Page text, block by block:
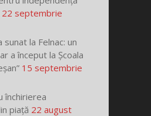
22 septembrie
sunat la Felnac: un
a început la Școala
15 septembrie
închirierea
piață 22 august